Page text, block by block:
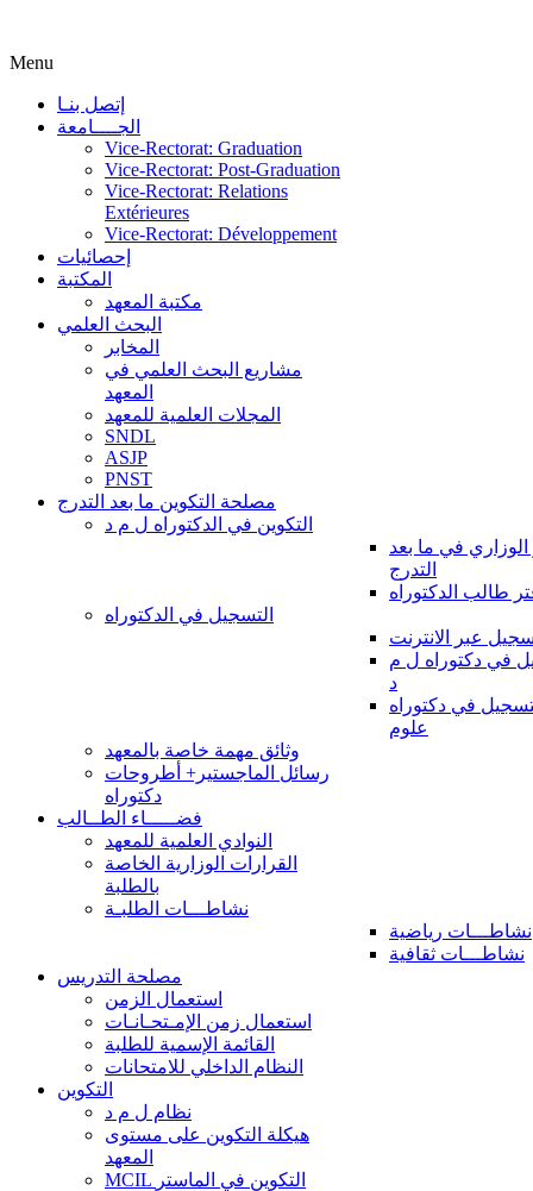
Menu
إتصل بنـا
الجــــامعة
Vice-Rectorat: Graduation
Vice-Rectorat: Post-Graduation
Vice-Rectorat: Relations
Extérieures
Vice-Rectorat: Développement
إحصائيات
المكتبة
مكتبة المعهد
البحث العلمي
المخابر
مشاريع البحث العلمي في
المعهد
المجلات العلمية للمعهد
SNDL
ASJP
PNST
مصلحة التكوين ما بعد التدرج
التكوين في الدكتوراه ل م د
الوزاري في ما بعد
التدرج
طالب الدكتوراه
التسجيل في الدكتوراه
عبر الانترنت
في دكتوراه ل م
د
في دكتوراه
علوم
وثائق مهمة خاصة بالمعهد
رسائل الماجستير+ أطروحات
دكتوراه
فضـــــاء الطــالب
النوادي العلمية للمعهد
القرارات الوزارية الخاصة
بالطلبة
نشاطـــات الطلبـة
نشاطـــات رياضية
نشاطـــات ثقافية
مصلحة التدريس
استعمال الزمن
استعمال زمن الإمـتحـانـات
القائمة الإسمية للطلبة
النظام الداخلي للامتحانات
التكوين
نظام ل م د
هيكلة التكوين على مستوى
المعهد
MCIL التكوين في الماستر